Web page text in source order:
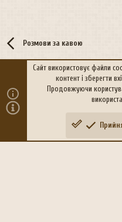
Розмови за кавою
Політика
Community platform by XenForo
xen-foro.com.ua
Сайт використовує файли
контент і зберегти
Продовжуючи